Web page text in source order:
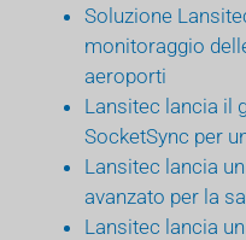
Soluzione
monitoraggio
aeroporti
Lansitec lancia il
SocketSync per
Lansitec lancia
avanzato per la
Lansitec lancia